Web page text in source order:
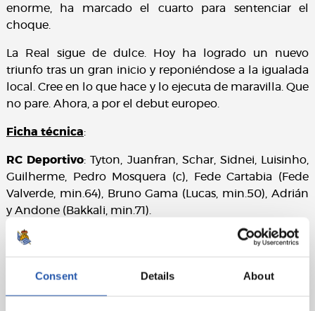
Consent Details About
enorme, ha marcado el cuarto para sentenciar el
choque.
La Real sigue de dulce. Hoy ha logrado un nuevo
triunfo tras un gran inicio y reponiéndose a la igualada
local. Cree en lo que hace y lo ejecuta de maravilla. Que
no pare. Ahora, a por el debut europeo.
Ficha técnica:
RC Deportivo: Tyton, Juanfran, Schar, Sidnei, Luisinho,
Guilherme, Pedro Mosquera (c), Fede Cartabia (Fede
Valverde, min.64), Bruno Gama (Lucas, min.50), Adrián
y Andone (Bakkali, min.71).
Real Sociedad
: Rulli, Odriozola, Aritz, I. Martínez
Prieto (c), Januzaj (Carlos V., min.74), Juanmi (Canales,